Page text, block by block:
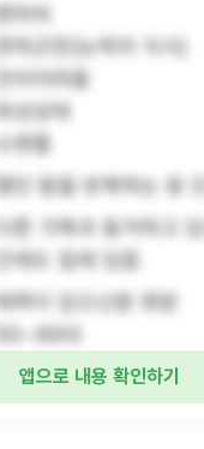
편마비
연하곤란(뉴케어 식사)
언어어려움
와상상태
소변줄
했던 말을 반복하는 등
다른 가족과 동거하고
간에도 집에 있음
체력이 있으신분 희망
50~60대
앱으로 내용 확인하기